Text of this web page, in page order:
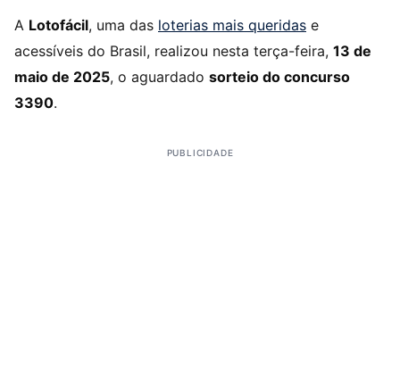
Lotofácil, uma das loterias mais queridas e
acessíveis do Brasil, realizou nesta terça-feira, 13 de
maio de 2025, o aguardado sorteio do concurso
3390.
PUBLICIDADE